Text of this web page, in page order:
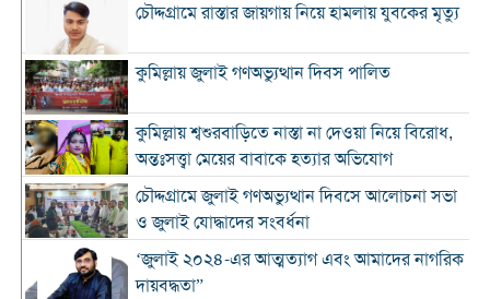
চৌদ্দগ্রামে রাস্তার জায়গায় নিয়ে হামলায় যুবকের মৃত্যু
কুমিল্লায় জুলাই গণঅভ্যুত্থান দিবস পালিত
কুমিল্লায় শ্বশুরবাড়িতে নাস্তা না দেওয়া নিয়ে বিরোধ,
অন্তঃসত্ত্বা মেয়ের বাবাকে হত্যার অভিযোগ
চৌদ্দগ্রামে জুলাই গণঅভ্যুত্থান দিবসে আলোচনা সভা
ও জুলাই যোদ্ধাদের সংবর্ধনা
‘জুলাই ২০২৪-এর আত্মত্যাগ এবং আমাদের নাগরিক
দায়বদ্ধতা”